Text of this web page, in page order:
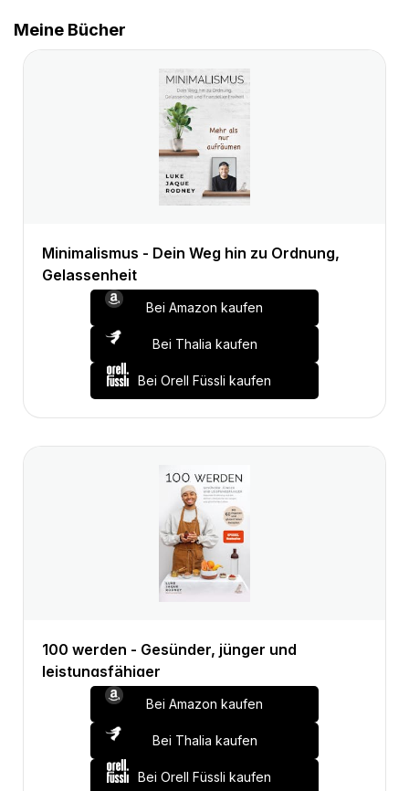
Meine Bücher
Minimalismus - Dein Weg hin zu Ordnung,
Gelassenheit
Bei Amazon kaufen
Bei Thalia kaufen
Bei Orell Füssli kaufen
100 werden - Gesünder, jünger und
leistungsfähiger
Bei Amazon kaufen
Bei Thalia kaufen
Bei Orell Füssli kaufen